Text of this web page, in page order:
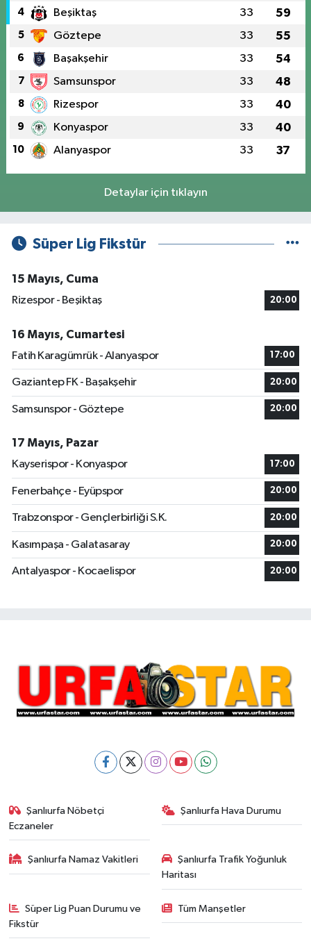
4 Beşiktaş 33 59
5 Göztepe 33 55
6 Başakşehir 33 54
7 Samsunspor 33 48
8 Rizespor 33 40
9 Konyaspor 33 40
10 Alanyaspor 33 37
Detaylar için tıklayın
Süper Lig Fikstür
15 Mayıs, Cuma
Rizespor - Beşiktaş
20:00
16 Mayıs, Cumartesi
Fatih Karagümrük - Alanyaspor
17:00
Gaziantep FK - Başakşehir 20:00
Samsunspor - Göztepe 20:00
17 Mayıs, Pazar
Kayserispor - Konyaspor
17:00
Fenerbahçe - Eyüpspor 20:00
Trabzonspor - Gençlerbirliği S.K. 20:00
Kasımpaşa - Galatasaray 20:00
Antalyaspor - Kocaelispor 20:00
Şanlıurfa Nöbetçi
Eczaneler
Şanlıurfa Hava Durumu
Şanlıurfa Namaz Vakitleri
Şanlıurfa Trafik Yoğunluk
Haritası
Süper Lig Puan Durumu ve
Fikstür
Tüm Manşetler